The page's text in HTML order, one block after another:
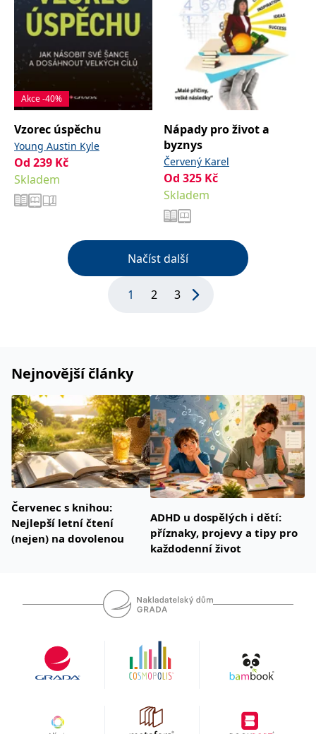
Akce -40%
Vzorec úspěchu
Young Austin Kyle
Od 239 Kč
Skladem
Nápady pro život a
byznys
Červený Karel
Od 325 Kč
Skladem
Načíst další
1 2 3
Nejnovější články
Červenec s knihou:
Nejlepší letní čtení
(nejen) na dovolenou
ADHD u dospělých i dětí:
příznaky, projevy a tipy pro
každodenní život